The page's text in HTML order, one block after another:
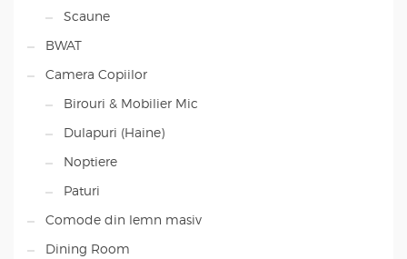
Scaune
BWAT
Camera Copiilor
Birouri & Mobilier Mic
Dulapuri (Haine)
Noptiere
Paturi
Comode din lemn masiv
Dining Room